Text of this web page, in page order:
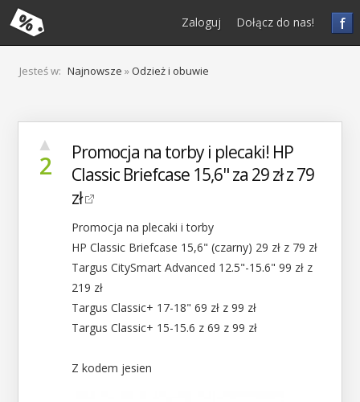
f
Zaloguj Dołącz do nas!
Jesteś w: Najnowsze » Odzież i obuwie
▲
2
Promocja na torby i plecaki! HP
Classic Briefcase 15,6" za 29 zł z 79
zł
Promocja na plecaki i torby
HP Classic Briefcase 15,6" (czarny) 29 zł z 79 zł
Targus CitySmart Advanced 12.5"-15.6" 99 zł z
219 zł
Targus Classic+ 17-18" 69 zł z 99 zł
Targus Classic+ 15-15.6 z 69 z 99 zł
Z kodem jesien